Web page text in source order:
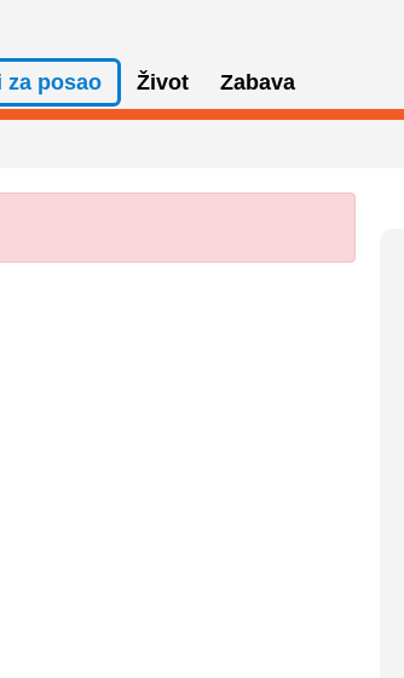
za posao Život Zabava